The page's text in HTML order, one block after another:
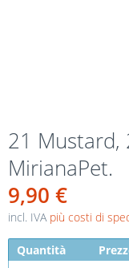
21 Mustard,
MirianaPet.
9,90 €
incl. IVA più costi di
Quantità